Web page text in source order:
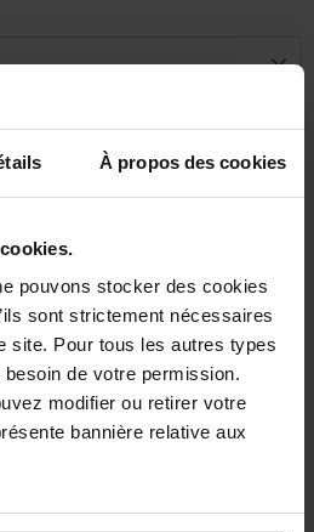
À propos des cookies
pouvons stocker des cookies
sont strictement nécessaires
site. Pour tous les autres types
de votre permission.
modifier ou retirer votre
bannière relative aux
pour le moment
partir de 50€
votre magasin